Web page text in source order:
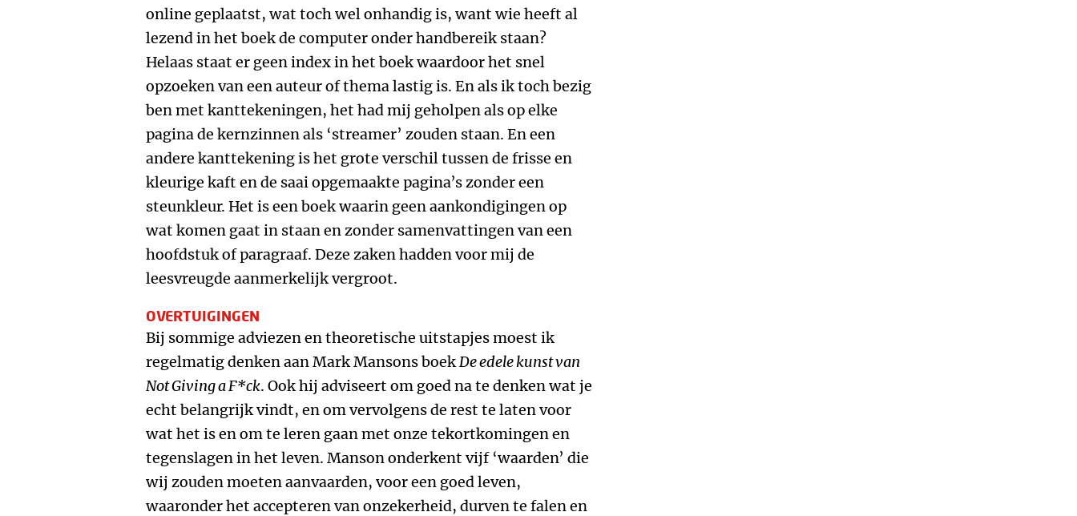
online geplaatst, wat toch wel onhandig is, want wie heeft al
lezend in het boek de computer onder handbereik staan?
Helaas staat er geen index in het boek waardoor het snel
opzoeken van een auteur of thema lastig is. En als ik toch bezig
ben met kanttekeningen, het had mij geholpen als op elke
pagina de kernzinnen als ‘streamer’ zouden staan. En een
andere kanttekening is het grote verschil tussen de frisse en
kleurige kaft en de saai opgemaakte pagina’s zonder een
steunkleur. Het is een boek waarin geen aankondigingen op
wat komen gaat in staan en zonder samenvattingen van een
hoofdstuk of paragraaf. Deze zaken hadden voor mij de
leesvreugde aanmerkelijk vergroot.
OVERTUIGINGEN
Bij sommige adviezen en theoretische uitstapjes moest ik
regelmatig denken aan Mark Mansons boekDe edele kunst van
Not Giving a F*ck. Ook hij adviseert om goed na te denken wat je
echt belangrijk vindt, en om vervolgens de rest te laten voor
wat het is en om te leren gaan met onze tekortkomingen en
tegenslagen in het leven. Manson onderkent vijf ‘waarden’ die
wij zouden moeten aanvaarden, voor een goed leven,
waaronder het accepteren van onzekerheid, durven te falen en